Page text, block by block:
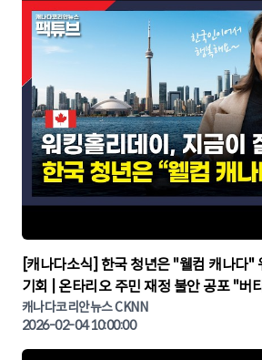
▶
[캐나다소식] 한국 청년은 "웰컴 캐나다"
기회 | 온타리오 주민 재정 불안 공포 "버
린 캐나다뉴스 | CKNNEWS, 캐나다코리안
캐나다코리안뉴스 CKNN
2026-02-04 10:00:00